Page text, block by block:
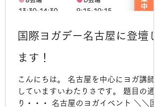
した。 お金はなくなった。 夢も希望も
った。 今、わたしがあなたと出会ったの
は その後の快進撃があったから。 mind
を徹底的に整え直し ビジネスのやり方を
気がついた時にわたしは、おそらくいま
銀行員
国際ヨガデー名古屋に登壇し
ます！
こんにちは。 名古屋を中心にヨガ講師を
していますいわたりさです。 題目の通
り・・・ 名古屋のヨガイベント ＼＼国